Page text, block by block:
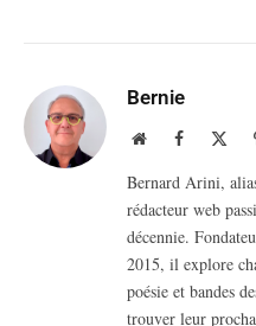
Bernie
WebsiteFacebook
Bernard Arini,
rédacteur web
décennie.
2015, il explore
poésie et bandes
trouver leur